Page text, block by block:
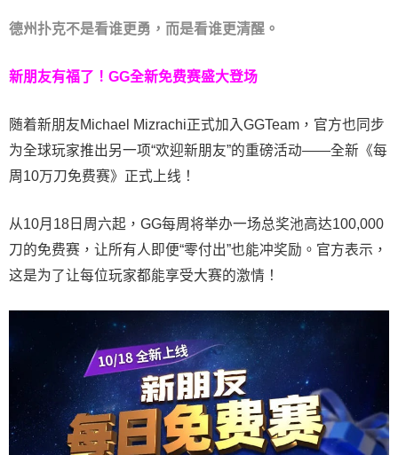
德州扑克不是看谁更勇，而是看谁更清醒。
新朋友有福了！ GG全新免费赛盛大登场
随着新朋友Michael Mizrachi正式加入GGTeam，官方也同步
为全球玩家推出另一项“欢迎新朋友”的重磅活动——全新《每
周10万刀免费赛》正式上线！
从10月18日周六起，GG每周将举办一场总奖池高达100,000
刀的免费赛，让所有人即便“零付出”也能冲奖励。官方表示，
这是为了让每位玩家都能享受大赛的激情！